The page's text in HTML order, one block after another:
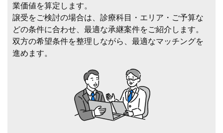
業価値を算定します。
譲受をご検討の場合は、診療科目・エリア・ご予算な
どの条件に合わせ、最適な承継案件をご紹介します。
双方の希望条件を整理しながら、最適なマッチングを
進めます。